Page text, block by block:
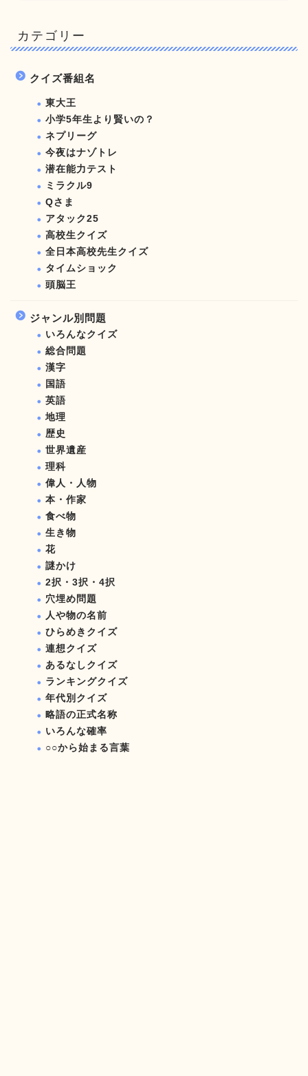
カテゴリー
クイズ番組名
東大王
小学5年生より賢いの？
ネプリーグ
今夜はナゾトレ
潜在能力テスト
ミラクル9
Qさま
アタック25
高校生クイズ
全日本高校先生クイズ
タイムショック
頭脳王
ジャンル別問題
いろんなクイズ
総合問題
漢字
国語
英語
地理
歴史
世界遺産
理科
偉人・人物
本・作家
食べ物
生き物
花
謎かけ
2択・3択・4択
穴埋め問題
人や物の名前
ひらめきクイズ
連想クイズ
あるなしクイズ
ランキングクイズ
年代別クイズ
略語の正式名称
いろんな確率
○○から始まる言葉